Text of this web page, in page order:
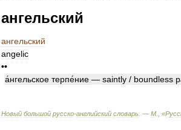
ангельский
ангельский
angelic
••
а́нгельское терпе́ние — saintly / boundless
Новый большой русско-английский словарь . — М ., «